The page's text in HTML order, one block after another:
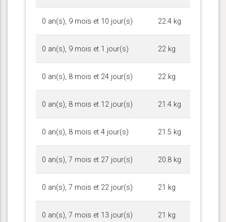
0 an(s), 9 mois et 10 jour(s) 22.4 kg
0 an(s), 9 mois et 1 jour(s) 22 kg
0 an(s), 8 mois et 24 jour(s) 22 kg
0 an(s), 8 mois et 12 jour(s) 21.4 kg
0 an(s), 8 mois et 4 jour(s) 21.5 kg
0 an(s), 7 mois et 27 jour(s) 20.8 kg
0 an(s), 7 mois et 22 jour(s) 21 kg
0 an(s), 7 mois et 13 jour(s) 21 kg